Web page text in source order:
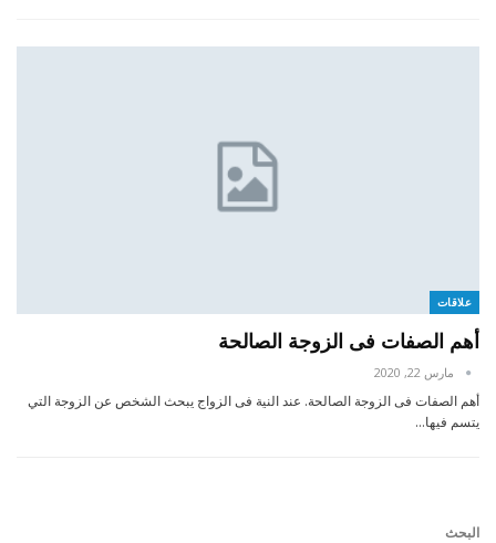
علاقات
أهم الصفات فى الزوجة الصالحة
مارس 22, 2020
أهم الصفات فى الزوجة الصالحة. عند النية فى الزواج يبحث الشخص عن الزوجة التي
يتسم فيها…
البحث